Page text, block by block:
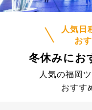
人気日
お
冬休みにお
人気の福岡
おすす